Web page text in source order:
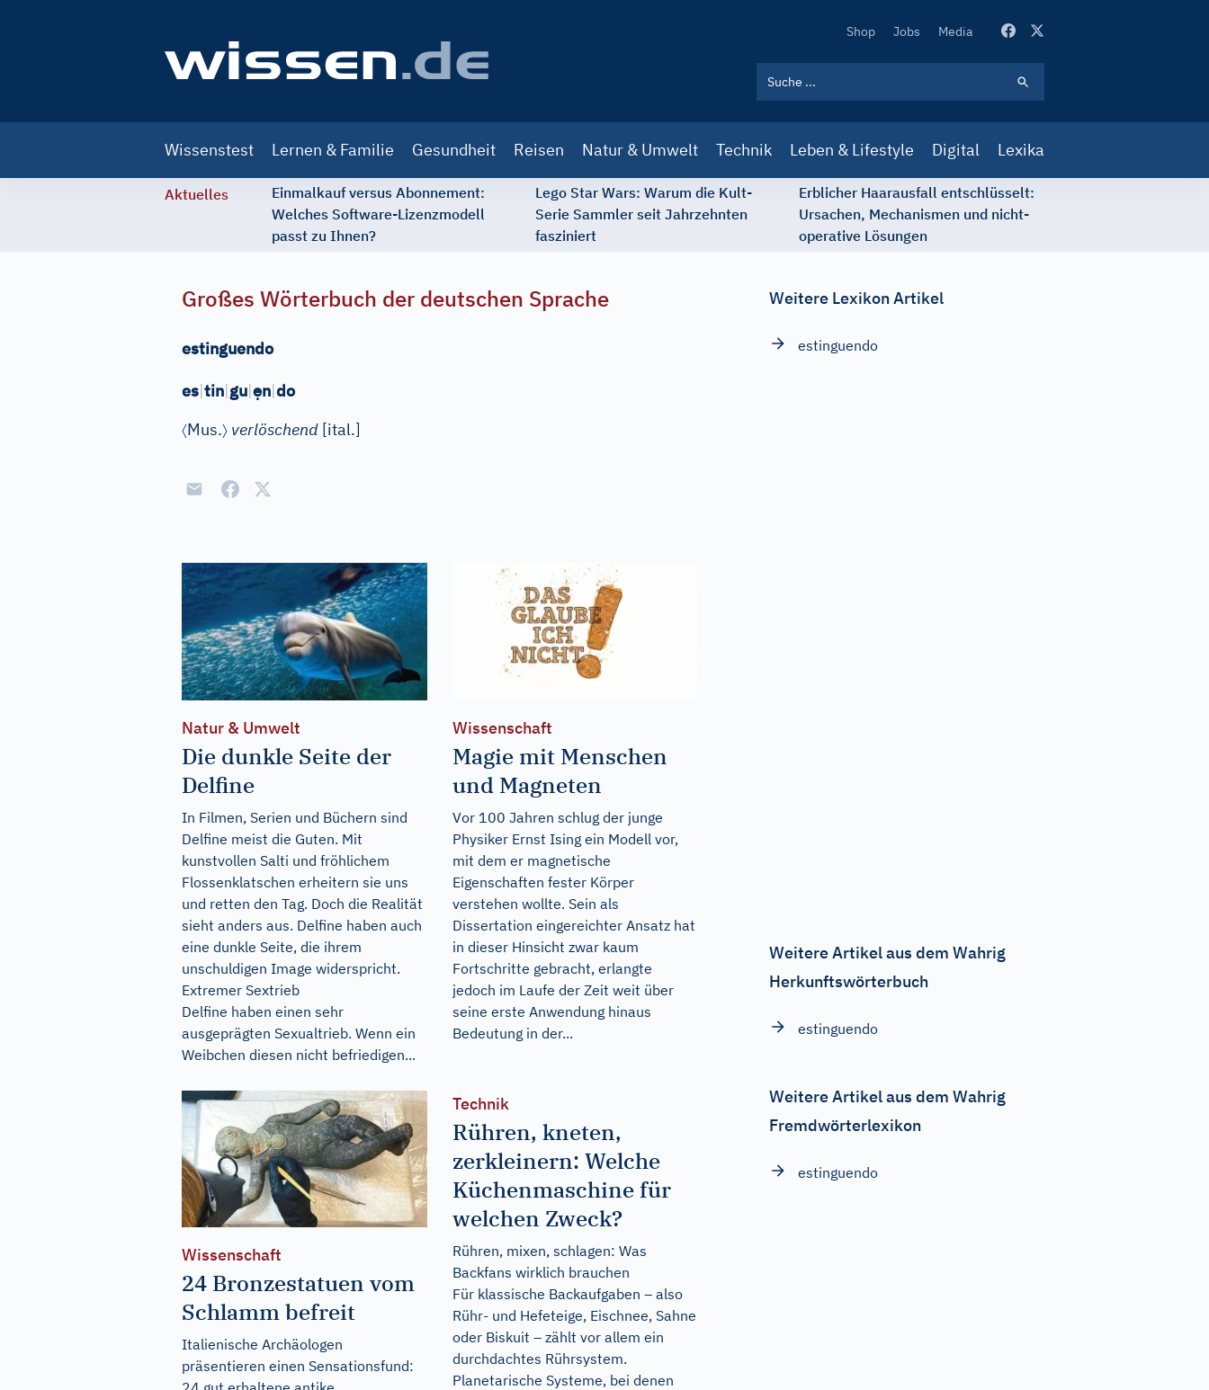
Secondary
Shop Jobs Media
navigation
Wissenstest Lernen & Familie Gesundheit Reisen Natur & Umwelt Technik Leben & Lifestyle Digital Lexika
Aktuelles
Einmalkauf versus Abonnement:
Welches Software-Lizenzmodell
passt zu Ihnen?
Lego Star Wars: Warum die Kult-
Serie Sammler seit Jahrzehnten
fasziniert
Erblicher Haarausfall entschlüsselt:
Ursachen, Mechanismen und nicht-
operative Lösungen
Großes Wörterbuch der deutschen Sprache
estinguendo
es|tin|gu|ẹn|do
〈Mus.〉 verlöschend [ital.]
Natur & Umwelt
Die dunkle Seite der
Delfine
In Filmen, Serien und Büchern sind
Delfine meist die Guten. Mit
kunstvollen Salti und fröhlichem
Flossenklatschen erheitern sie uns
und retten den Tag. Doch die Realität
sieht anders aus. Delfine haben auch
eine dunkle Seite, die ihrem
unschuldigen Image widerspricht.
Extremer Sextrieb
Delfine haben einen sehr
ausgeprägten Sexualtrieb. Wenn ein
Weibchen diesen nicht befriedigen...
Wissenschaft
Magie mit Menschen
und Magneten
Vor 100 Jahren schlug der junge
Physiker Ernst Ising ein Modell vor,
mit dem er magnetische
Eigenschaften fester Körper
verstehen wollte. Sein als
Dissertation eingereichter Ansatz hat
in dieser Hinsicht zwar kaum
Fortschritte gebracht, erlangte
jedoch im Laufe der Zeit weit über
seine erste Anwendung hinaus
Bedeutung in der...
Wissenschaft
24 Bronzestatuen vom
Schlamm befreit
Italienische Archäologen
präsentieren einen Sensationsfund:
Technik
Rühren, kneten,
zerkleinern: Welche
Küchenmaschine für
welchen Zweck?
Rühren, mixen, schlagen: Was
Backfans wirklich brauchen
Für klassische Backaufgaben – also
Rühr- und Hefeteige, Eischnee, Sahne
oder Biskuit – zählt vor allem ein
durchdachtes Rührsystem.
Planetarische Systeme, bei denen
Weitere Lexikon Artikel
estinguendo
Weitere Artikel aus dem Wahrig
Herkunftswörterbuch
estinguendo
Weitere Artikel aus dem Wahrig
Fremdwörterlexikon
estinguendo